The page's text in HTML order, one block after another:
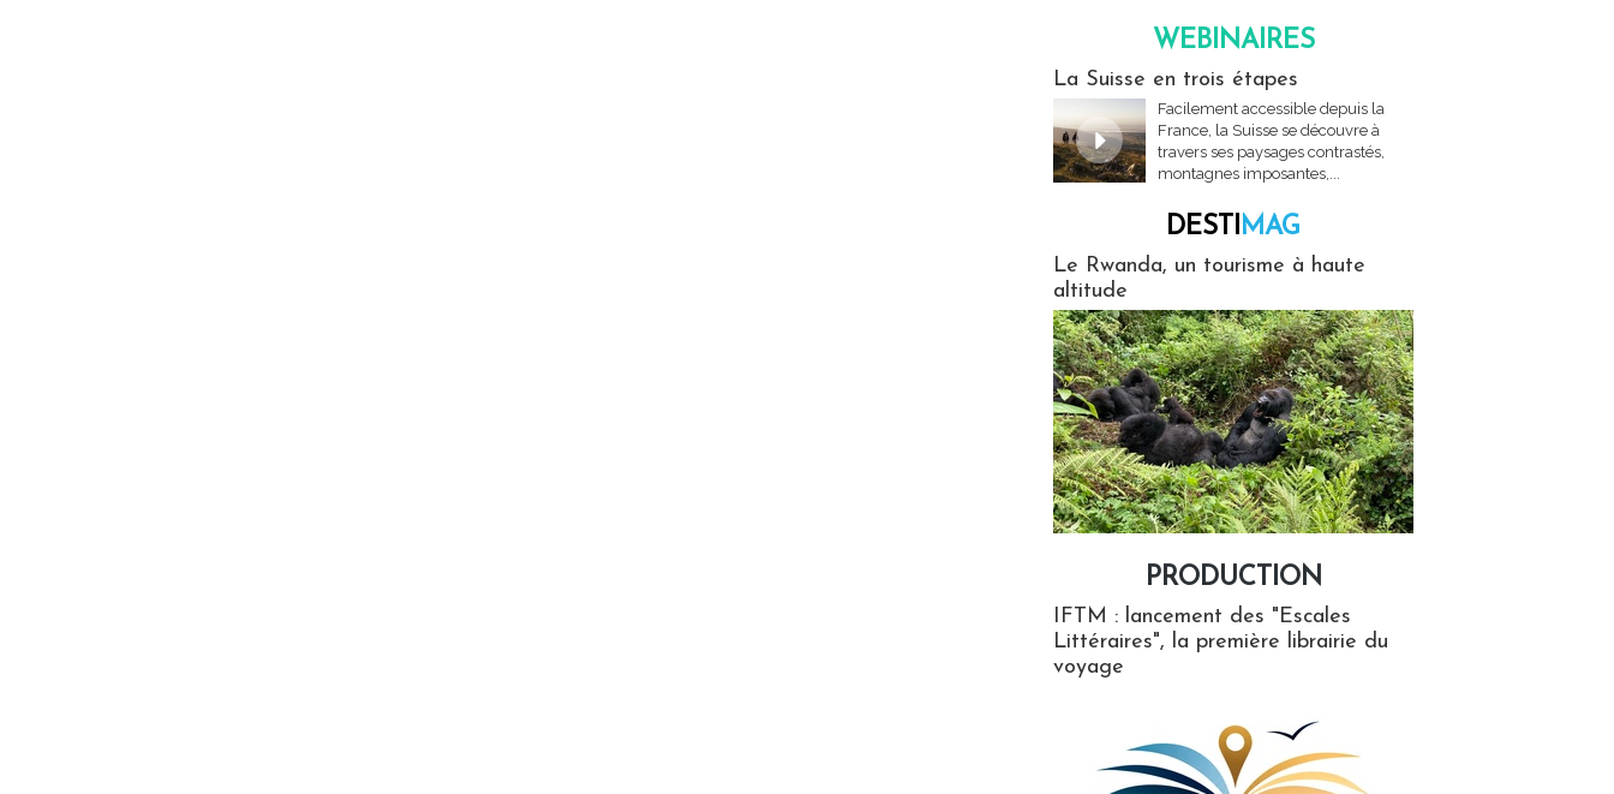
WEBINAIRES
La Suisse en trois étapes
Facilement accessible depuis la
France, la Suisse se découvre à
travers ses paysages contrastés,
montagnes imposantes,...
DESTIMAG
Le Rwanda, un tourisme à haute
altitude
PRODUCTION
IFTM : lancement des "Escales
Littéraires", la première librairie du
voyage